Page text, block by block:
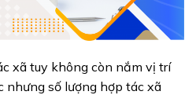
xã tuy không còn nắm vị trí
nhưng số lượng hợp tác xã